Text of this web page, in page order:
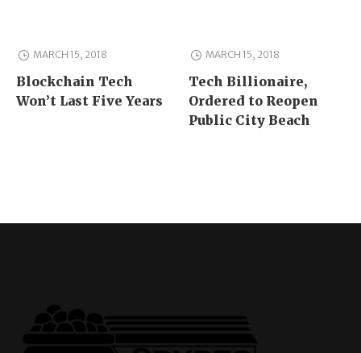
MARCH 15, 2018
Blockchain Tech
Won’t Last Five Years
MARCH 15, 2018
Tech Billionaire,
Ordered to Reopen
Public City Beach